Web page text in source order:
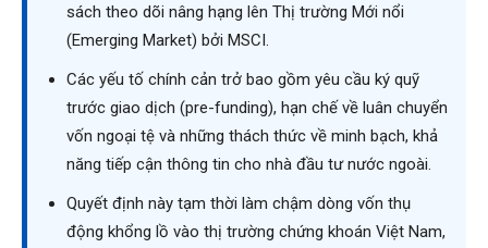
sách theo dõi nâng hạng lên Thị trường Mới nổi
(Emerging Market) bởi MSCI.
Các yếu tố chính cản trở bao gồm yêu cầu ký quỹ
trước giao dịch (pre-funding), hạn chế về luân chuyển
vốn ngoại tệ và những thách thức về minh bạch, khả
năng tiếp cận thông tin cho nhà đầu tư nước ngoài.
Quyết định này tạm thời làm chậm dòng vốn thụ
động khổng lồ vào thị trường chứng khoán Việt Nam,